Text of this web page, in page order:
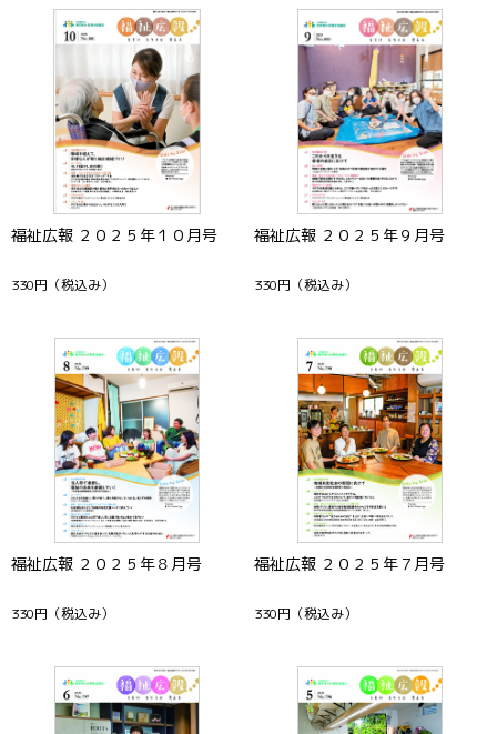
福祉広報 ２０２５年１０月号
330円 （税込み）
福祉広報 ２０２５年９月号
330円 （税込み）
福祉広報 ２０２５年８月号
330円 （税込み）
福祉広報 ２０２５年７月号
330円 （税込み）